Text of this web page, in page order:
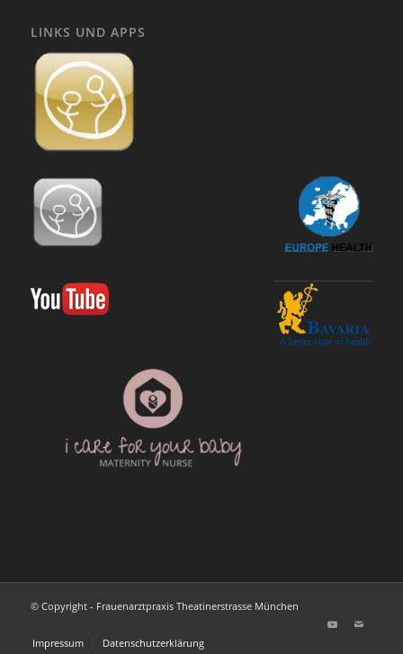
LINKS UND APPS
© Copyright - Frauenarztpraxis Theatinerstrasse München
Impressum Datenschutzerklärung